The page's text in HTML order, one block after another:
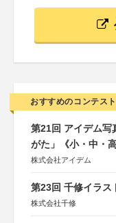
おすすめのコンテスト
第21回 アイデム写
がた」《小・中・
株式会社アイデム
第23回 千修イラス
株式会社千修